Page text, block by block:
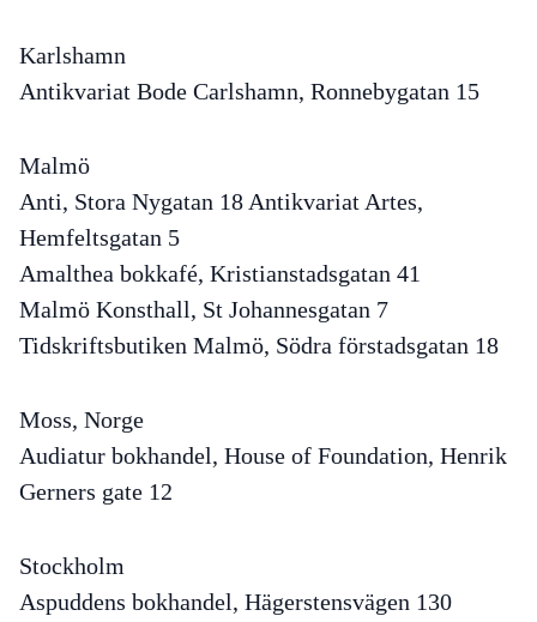
Karlshamn
Antikvariat Bode Carlshamn, Ronnebygatan 15
Malmö
Anti, Stora Nygatan 18 Antikvariat Artes,
Hemfeltsgatan 5
Amalthea bokkafé, Kristianstadsgatan 41
Malmö Konsthall, St Johannesgatan 7
Tidskriftsbutiken Malmö, Södra förstadsgatan 18
Moss, Norge
Audiatur bokhandel, House of Foundation, Henrik
Gerners gate 12
Stockholm
Aspuddens bokhandel, Hägerstensvägen 130